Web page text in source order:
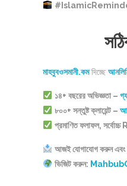
মাহবুবওসমানী.কমদিচ্ছে
১৪+ বছরের অভিজ্ঞতা –
৮০০+ সন্তুষ্ট ক্লায়েন্ট –
প্রমাণিত ফলাফল, সর্বোচ্চ
আজই যোগাযোগ করুন এবং
ভিজিট করুন: